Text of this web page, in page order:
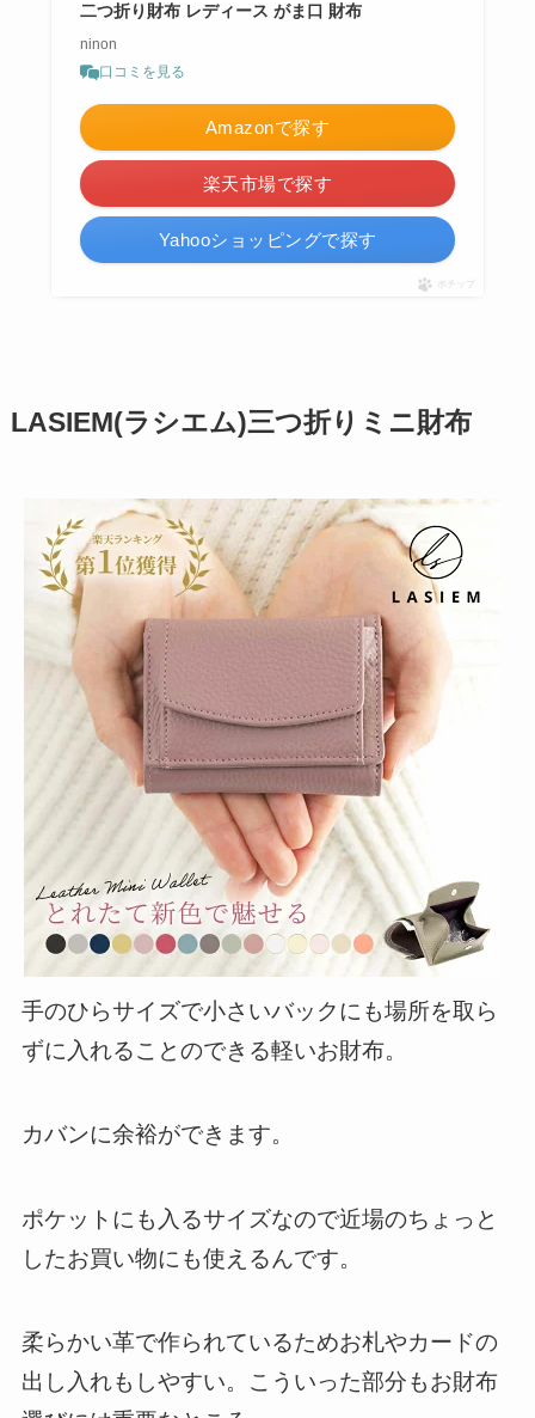
二つ折り財布 レディース がま口 財布
ninon
口コミを見る
Amazonで探す
楽天市場で探す
Yahooショッピングで探す
ポチップ
LASIEM(ラシエム)三つ折り ミニ財布
手のひらサイズで小さいバックにも場所を取ら
ずに入れることのできる軽いお財布。
カバンに余裕ができます。
ポケットにも入るサイズなので近場のちょっと
したお買い物にも使えるんです。
柔らかい革で作られているためお札やカードの
出し入れもしやすい。こういった部分もお財布